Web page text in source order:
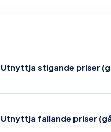
Utnyttja stigande priser
Utnyttja fallande priser